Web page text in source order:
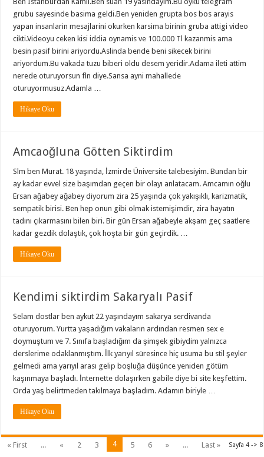
grubu sayesinde basima geldi.Ben yeniden grupta bos bos arayis
yapan insanlarin mesajlarini okurken karsima birinin gruba attigi video
cikti.Videoyu ceken kisi iddia oynamis ve 100.000 Tl kazanmis ama
besin pasif birini ariyordu.Aslinda bende beni sikecek birini
ariyordum.Bu vakada tuzu biberi oldu desem yeridir.Adama ileti attim
nerede oturuyorsun fln diye.Sansa ayni mahallede
oturuyormusuz.Adamla …
Hikaye Oku
Amcaoğluna Götten Siktirdim
Slm ben Murat. 18 yaşında, İzmirde Üniversite talebesiyim. Bundan bir
ay kadar evvel size başımdan geçen bir olayı anlatacam. Amcamın oğlu
Ersan ağabey ağabey diyorum zira 25 yaşında çok yakışıklı, karizmatik,
sempatik birisi. Ben hep onun gibi olmak istemişimdir, zira hayatın
tadını çıkarmasını bilen biri. Bir gün Ersan ağabeyle akşam geç saatlere
kadar gezdik dolaştık, çok hoşta bir gün geçirdik. …
Hikaye Oku
Kendimi siktirdim Sakaryalı Pasif
Selam dostlar ben aykut 22 yaşındayım sakarya serdivanda
oturuyorum. Yurtta yaşadığım vakaların ardından resmen sex e
doymuştum ve 7. Sınıfa başladığım da şimşek gibiydim yalnızca
derslerime odaklanmıştım. İlk yarıyıl süresince hiç usuma bu stil şeyler
gelmedi ama yarıyıl arası gelip boşluğa düşünce yeniden götüm
kaşınmaya başladı. İnternette dolaşırken gabile diye bi site keşfettim.
Orda yaş belirtmeden takılmaya başladım. Adamın biriyle …
Hikaye Oku
Sayfa 4 -> 8
« First ... « 2 3 4 5 6 » ... Last »